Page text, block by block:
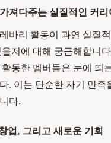
져다주는 실질적인 커
바리 활동이 과연 실질
지에 대해 궁금해합니
동한 멤버들은 눈에 띄
. 이는 단순한 자기 만족
다.
업, 그리고 새로운 기회